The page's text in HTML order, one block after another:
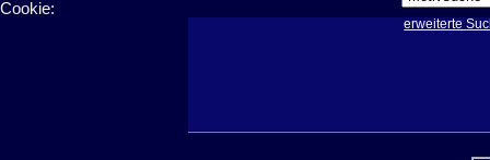
Cookie:
erweiterte